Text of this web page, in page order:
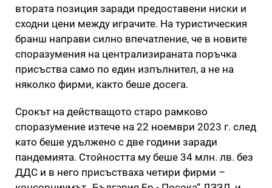
втората позиция заради предоставени ниски и
сходни цени между играчите. На туристическия
бранш направи силно впечатление, че в новите
споразумения на централизираната поръчка
присъства само по един изпълнител, а не на
няколко фирми, както беше досега.
Срокът на действащото старо рамково
споразумение изтече на 22 ноември 2023 г. след
като беше удължено с две години заради
пандемията. Стойността му беше 34 млн. лв. без
ДДС и в него присъстваха четири фирми –